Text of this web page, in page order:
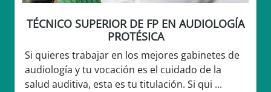
TÉCNICO SUPERIOR DE FP EN AUDIOLOGÍA
PROTÉSICA
Si quieres trabajar en los mejores gabinetes de
audiología y tu vocación es el cuidado de la
salud auditiva, esta es tu titulación. Si qui ...